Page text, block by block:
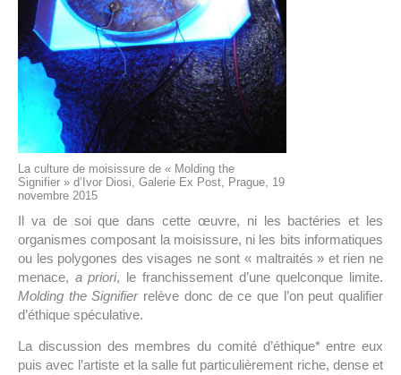
La culture de moisissure de « Molding the
Signifier » d’Ivor Diosi, Galerie Ex Post, Prague, 19
novembre 2015
Il va de soi que dans cette œuvre, ni les bactéries et les
organismes composant la moisissure, ni les bits informatiques
ou les polygones des visages ne sont « maltraités » et rien ne
menace, a priori, le franchissement d’une quelconque limite.
Molding the Signifierrelève donc de ce que l’on peut qualifier
d’éthique spéculative.
La discussion des membres du comité d’éthique* entre eux
puis avec l’artiste et la salle fut particulièrement riche, dense et